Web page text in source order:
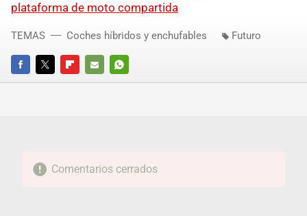
plataforma de moto compartida
FACEBOOKTWITTERFLIPBOARD
E-
WHATSAPP
TEMAS Coches híbridos y enchufables Futuro
Comentarios cerrados